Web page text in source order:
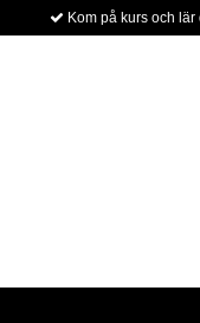
Kom på kurs och